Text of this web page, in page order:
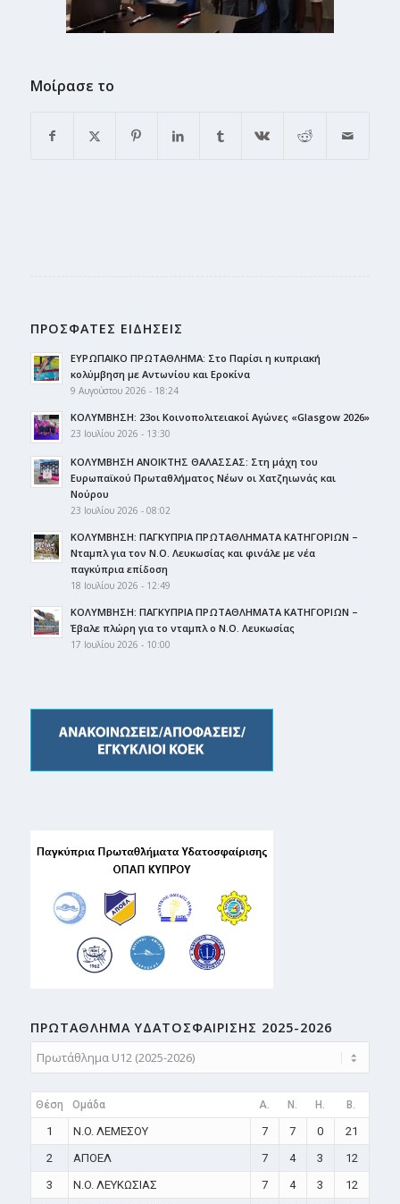
Μοίρασε το
ΠΡΟΣΦΑΤΕΣ ΕΙΔΗΣΕΙΣ
ΕΥΡΩΠΑΙΚΟ ΠΡΩΤΑΘΛΗΜΑ: Στο Παρίσι η κυπριακή
κολύμβηση με Αντωνίου και Εροκίνα
9 Αυγούστου 2026 - 18:24
ΚΟΛΥΜΒΗΣΗ: 23οι Κοινοπολιτειακοί Αγώνες «Glasgow 2026»
23 Ιουλίου 2026 - 13:30
ΚΟΛΥΜΒΗΣΗ ΑΝΟΙΚΤΗΣ ΘΑΛΑΣΣΑΣ: Στη μάχη του
Ευρωπαϊκού Πρωταθλήματος Νέων οι Χατζηιωνάς και
Νούρου
23 Ιουλίου 2026 - 08:02
ΚΟΛΥΜΒΗΣΗ: ΠΑΓΚΥΠΡΙΑ ΠΡΩΤΑΘΛΗΜΑΤΑ ΚΑΤΗΓΟΡΙΩΝ –
Νταμπλ για τον Ν.Ο. Λευκωσίας και φινάλε με νέα
παγκύπρια επίδοση
18 Ιουλίου 2026 - 12:49
ΚΟΛΥΜΒΗΣΗ: ΠΑΓΚΥΠΡΙΑ ΠΡΩΤΑΘΛΗΜΑΤΑ ΚΑΤΗΓΟΡΙΩΝ –
Έβαλε πλώρη για το νταμπλ ο Ν.Ο. Λευκωσίας
17 Ιουλίου 2026 - 10:00
ΠΡΩΤΑΘΛΗMA ΥΔΑΤΟΣΦΑΙΡΙΣΗΣ 2025-2026
Θέση Ομάδα A. N. H. B.
1 N.O. ΛΕΜΕΣΟΥ 7 7 0
21
2
ΑΠΟΕΛ 7 4 3
12
3
N.O. ΛΕΥΚΩΣΙΑΣ 7 4 3
12